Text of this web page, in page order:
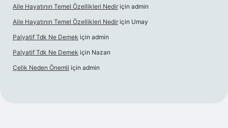
Aile Hayatının Temel Özellikleri Nedir için admin
Aile Hayatının Temel Özellikleri Nedir için Umay
Palyatif Tdk Ne Demek için admin
Palyatif Tdk Ne Demek için Nazan
Çelik Neden Önemli için admin